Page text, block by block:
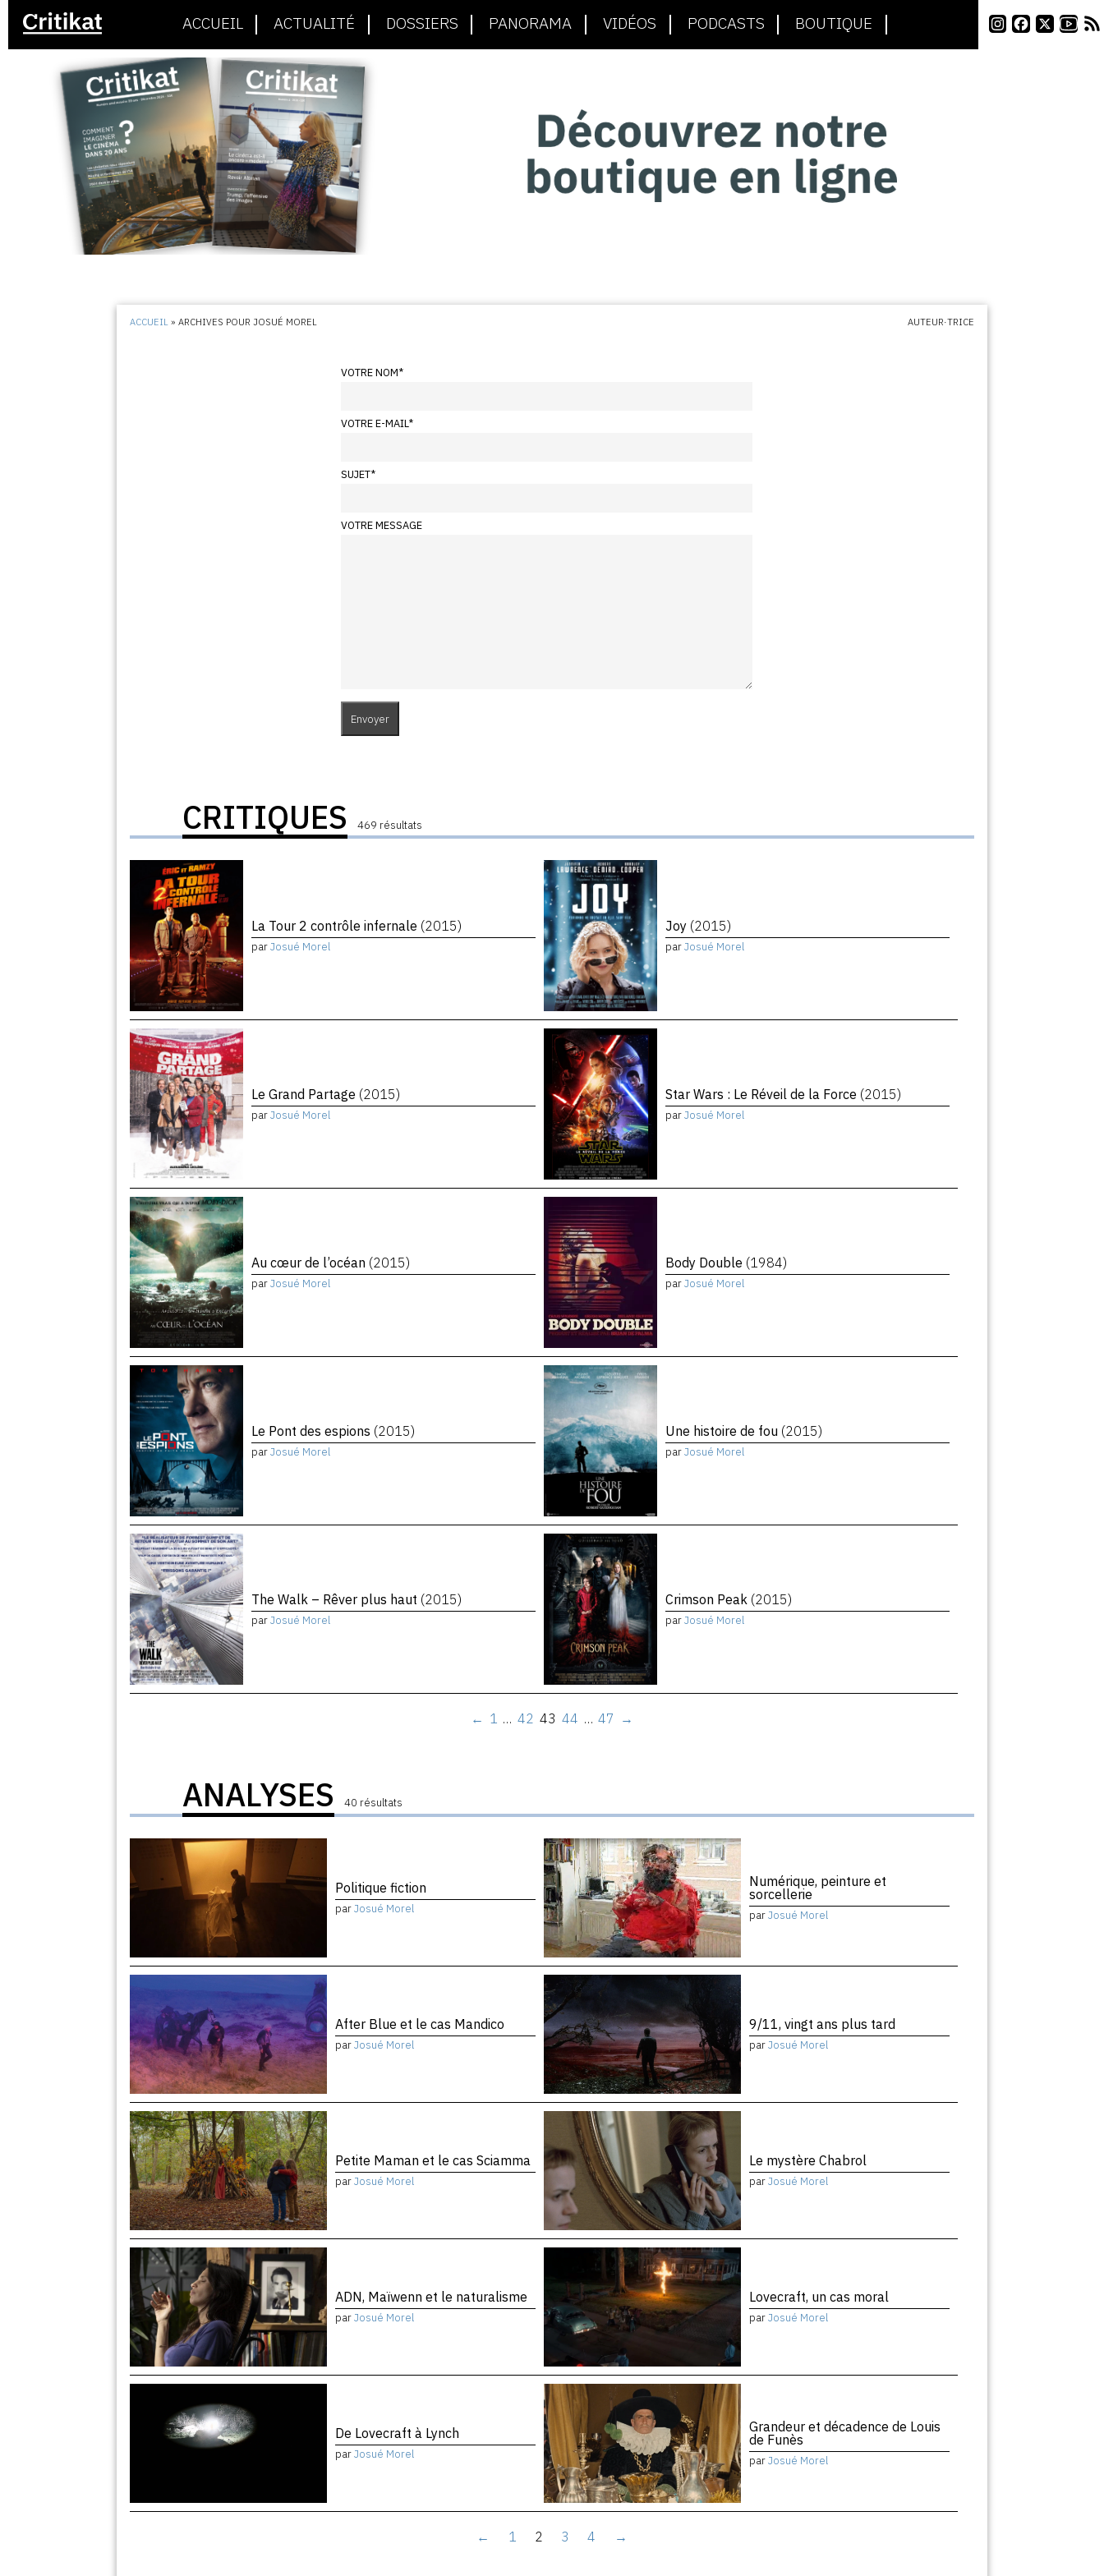
ACCUEIL ACTUALITÉ DOSSIERS PANORAMA VIDÉOS PODCASTS BOUTIQUE
ACCUEIL »ARCHIVES POUR JOSUÉ MOREL AUTEUR·TRICE
VOTRE NOM*
VOTRE E-MAIL*
SUJET*
VOTRE MESSAGE
CRITIQUES 469 résultats
La Tour 2 contrôle infernale (2015)
parJosué Morel
Joy (2015)
parJosué Morel
Le Grand Partage (2015)
parJosué Morel
Star Wars : Le Réveil de la Force (2015)
parJosué Morel
Au cœur de l’océan (2015)
parJosué Morel
Body Double (1984)
parJosué Morel
Le Pont des espions (2015)
parJosué Morel
Une histoire de fou (2015)
parJosué Morel
The Walk – Rêver plus haut (2015)
parJosué Morel
Crimson Peak (2015)
parJosué Morel
← 1 … 42 43 44 … 47 →
ANALYSES 40 résultats
Politique fiction
parJosué Morel
Numérique, peinture et
sorcellerie
parJosué Morel
After Blue et le cas Mandico
parJosué Morel
9/11, vingt ans plus tard
parJosué Morel
Petite Maman et le cas Sciamma
parJosué Morel
Le mystère Chabrol
parJosué Morel
ADN, Maïwenn et le naturalisme
parJosué Morel
Lovecraft, un cas moral
parJosué Morel
De Lovecraft à Lynch
parJosué Morel
Grandeur et décadence de Louis
de Funès
parJosué Morel
← 1 2 3 4 →